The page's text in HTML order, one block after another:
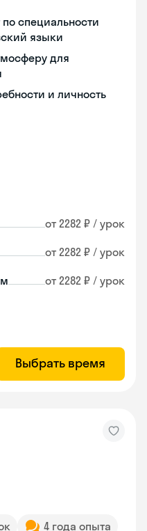
специальности
языки
для
и личность
от 2282 ₽ / урок
от 2282 ₽ / урок
от 2282 ₽ / урок
Выбрать время
4 года опыта